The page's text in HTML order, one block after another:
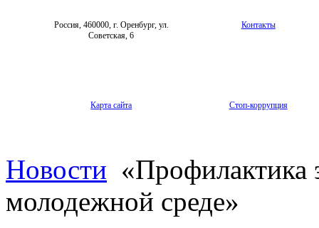
Россия, 460000, г. Оренбург, ул.
Советская, 6
Контакты
Карта сайта Стоп-коррупция
Новости «Профилактика
молодежной среде»